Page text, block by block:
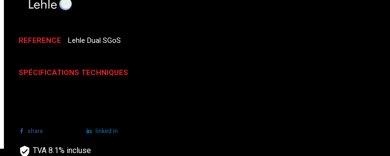
REFERENCE Lehle Dual SGoS
SPÉCIFICATIONS TECHNIQUES
share linked in
TVA 8.1% incluse